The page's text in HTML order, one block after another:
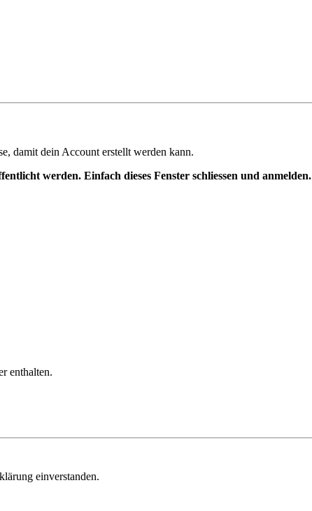
damit dein Account erstellt werden kann.
werden. Einfach dieses Fenster schliessen und anmelden.
enthalten.
einverstanden.